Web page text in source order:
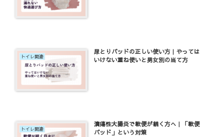
トイレ関連
尿とりパッドの正しい使い方｜やっては
いけない重ね使いと男女別の当て方
トイレ関連
潰瘍性大腸炎で軟便が続く方へ｜「軟便
パッド」という対策